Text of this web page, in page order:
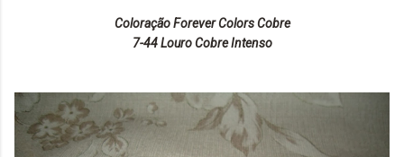
Coloração Forever Colors Cobre
7-44 Louro Cobre Intenso